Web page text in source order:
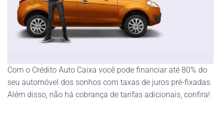
Com o Crédito Auto Caixa você pode financiar até 80% do
seu automóvel dos sonhos com taxas de juros pré-fixadas.
Além disso, não há cobrança de tarifas adicionais, confira!